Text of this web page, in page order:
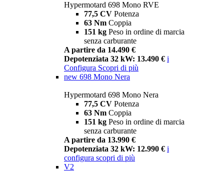
Hypermotard 698 Mono RVE
77,5 CV Potenza
63 Nm Coppia
151 kg Peso in ordine di marcia
senza carburante
A partire da 14.490 €
Depotenziata 32 kW: 13.490 € i
Configura Scopri di più
new 698 Mono Nera
Hypermotard 698 Mono Nera
77,5 CV Potenza
63 Nm Coppia
151 kg Peso in ordine di marcia
senza carburante
A partire da 13.990 €
Depotenziata 32 kW: 12.990 € i
configura scopri di più
V2